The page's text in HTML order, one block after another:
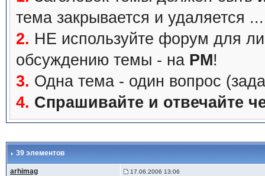
тема закрывается и удаляется ...
2. НЕ используйте форум для
обсуждению темы - на PM!
3. Одна тема - один вопрос
4. Спрашивайте и отвечайте
39 элементов
arhimag 17.06.2006 13:06